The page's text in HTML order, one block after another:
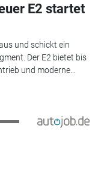
E2 startet
und schickt ein
Der E2 bietet bis
und moderne...